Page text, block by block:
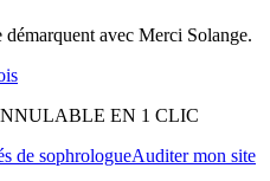
démarquent avec Merci Solange.
EN 1 CLIC
de sophrologueAuditer mon site